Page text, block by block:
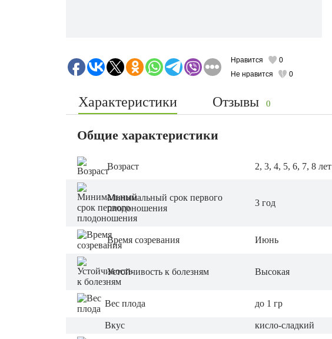
Нравится
0
Не нравится
0
Характеристики Отзывы 0
Общие характеристики
Возраст 2, 3, 4, 5, 6, 7, 8 лет
Минимальный срок первого
плодоношения
3 год
Время созревания Июнь
Устойчивость к болезням Высокая
Вес плода до 1 гр
Вкус кисло-сладкий